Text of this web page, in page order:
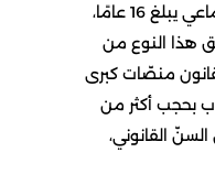
استخدام مواقع التواصل الاجتماعي يبلغ 16 عامًا،
هذا النوع من
منصّات كبرى
بحجب أكثر من
القانوني،